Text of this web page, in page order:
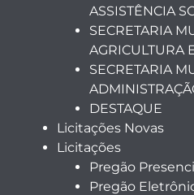
ASSISTÊNCIA
SECRETARIA
AGRICULTURA
SECRETARIA
DESTAQUE
Licitações Novas
Licitações
Pregão
Pregão